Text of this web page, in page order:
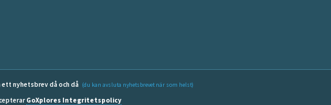
ett nyhetsbrev då och då (du kan avsluta nyhetsbrevet när som helst)
GoXplores Integritetspolicy